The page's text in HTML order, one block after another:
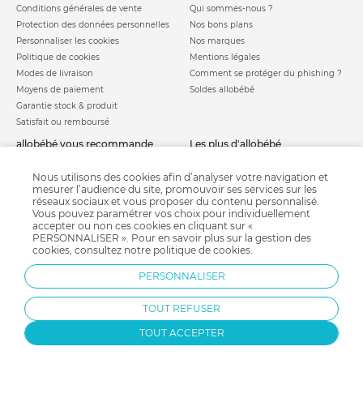
Conditions générales de vente
Protection des données personnelles
Personnaliser les cookies
Politique de cookies
Modes de livraison
Moyens de paiement
Garantie stock & produit
Satisfait ou remboursé
Qui sommes-nous ?
Nos bons plans
Nos marques
Mentions légales
Comment se protéger du phishing ?
Soldes allobébé
allobébé vous recommande
Nos labels
Nos licences
Besoin d'aide ?
FAQ
les plus d'allobébé
Infos conseils
Jeux concours
Valise de maternité
Parrainage
Paiement sécurisé
Charte qualité
Nous utilisons des cookies afin d’analyser votre navigation et
mesurer l’audience du site, promouvoir ses services sur les
réseaux sociaux et vous proposer du contenu personnalisé.
Vous pouvez paramétrer vos choix pour individuellement
accepter ou non ces cookies en cliquant sur «
PERSONNALISER ». Pour en savoir plus sur la gestion des
cookies, consultez notre politique de cookies.
PERSONNALISER
TOUT REFUSER
TOUT ACCEPTER